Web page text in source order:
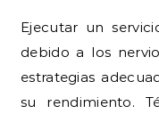
Ejecutar un servicio plano puede ser intimidante
debido a los
estrategias
su rendimiento.